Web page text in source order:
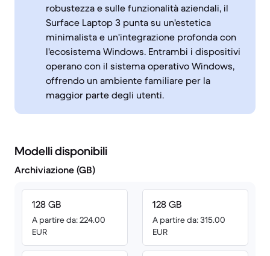
robustezza e sulle funzionalità aziendali, il
Surface Laptop 3 punta su un'estetica
minimalista e un'integrazione profonda con
l'ecosistema Windows. Entrambi i dispositivi
operano con il sistema operativo Windows,
offrendo un ambiente familiare per la
maggior parte degli utenti.
Modelli disponibili
Archiviazione (GB)
128 GB
A partire da: 224.00
EUR
128 GB
A partire da: 315.00
EUR